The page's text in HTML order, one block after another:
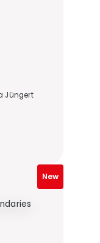
Jüngert
New